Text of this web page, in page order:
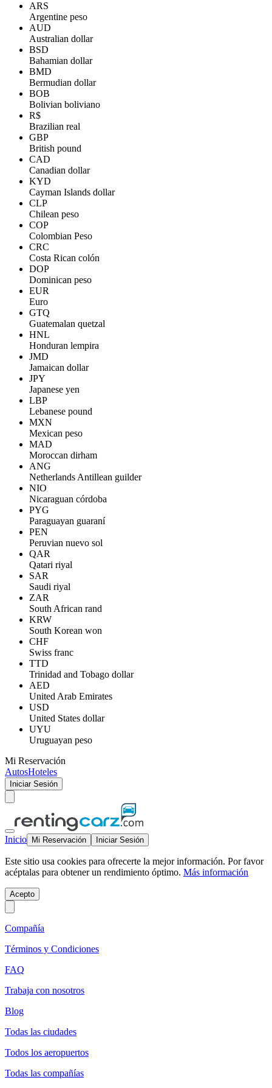
ARS
Argentine peso
AUD
Australian dollar
BSD
Bahamian dollar
BMD
Bermudian dollar
BOB
Bolivian boliviano
R$
Brazilian real
GBP
British pound
CAD
Canadian dollar
KYD
Cayman Islands dollar
CLP
Chilean peso
COP
Colombian Peso
CRC
Costa Rican colón
DOP
Dominican peso
EUR
Euro
GTQ
Guatemalan quetzal
HNL
Honduran lempira
JMD
Jamaican dollar
JPY
Japanese yen
LBP
Lebanese pound
MXN
Mexican peso
MAD
Moroccan dirham
ANG
Netherlands Antillean guilder
NIO
Nicaraguan córdoba
PYG
Paraguayan guaraní
PEN
Peruvian nuevo sol
QAR
Qatari riyal
SAR
Saudi riyal
ZAR
South African rand
KRW
South Korean won
CHF
Swiss franc
TTD
Trinidad and Tobago dollar
AED
United Arab Emirates
USD
United States dollar
UYU
Uruguayan peso
Mi Reservación
AutosHoteles
Iniciar Sesión
Inicio Mi Reservación Iniciar Sesión
Este sitio usa cookies para ofrecerte la mejor información. Por favor
acéptalas para obtener un rendimiento óptimo. Más información
Acepto
Compañía
Términos y Condiciones
FAQ
Trabaja con nosotros
Blog
Todas las ciudades
Todos los aeropuertos
Todas las compañías